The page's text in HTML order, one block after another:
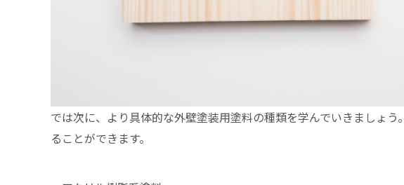
では次に、より具体的な外壁塗装用塗料の種類を学んでいきましょ
ることができます。